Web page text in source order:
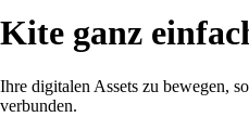
Kite ganz
Ihre digitalen Assets zu bewegen,
verbunden.